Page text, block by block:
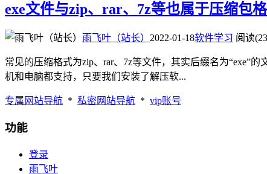
exe文件与zip、rar、7z等也属于压缩包
雨飞叶（站长） 2022-01-18软件学习 阅读
常见的压缩格式为zip、rar、7z等文件，其实后缀名为“exe”
机和电脑都支持，只要我们安装了解压软...
专属网站导航 * 私密网站导航 * vip账号
功能
登录
雨飞叶